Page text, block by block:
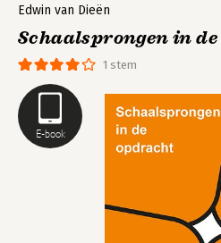
E-book
1 stem
Edwin van Dieën
Schaalsprongen in